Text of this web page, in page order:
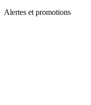
Alertes et promotions